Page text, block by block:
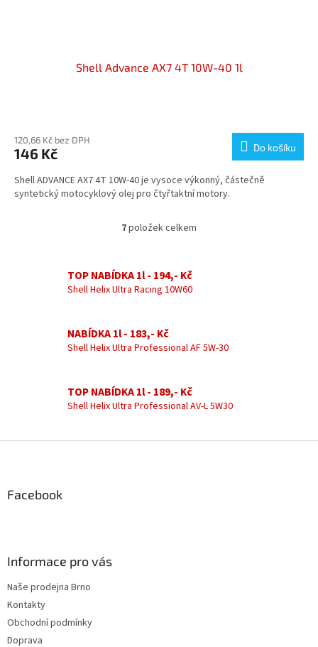
Shell Advance AX7 4T 10W-40 1l
produktu
je
z
5
120,66 Kč bez DPH
146 Kč Do košíku
Shell ADVANCE AX7 4T 10W-40 je vysoce výkonný, částečně
syntetický motocyklový olej pro čtyřtaktní motory.
O
á
d
í
p
r
y
v
p
7položek celkem
TOP NABÍDKA 1l - 194,- Kč
Shell Helix Ultra Racing 10W60
NABÍDKA 1l - 183,- Kč
Shell Helix Ultra Professional AF 5W-30
TOP NABÍDKA 1l - 189,- Kč
Shell Helix Ultra Professional AV-L 5W30
Facebook
Informace pro vás
Naše prodejna Brno
Kontakty
Obchodní podmínky
Doprava